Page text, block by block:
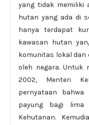
yang tidak memiliki
hutan yang ada di
hanya terdapat
kawasan hutan
komunitas lokal dan
oleh negara. Untuk
2002, Menteri
pernyataan
payung bagi lima
Kehutanan.